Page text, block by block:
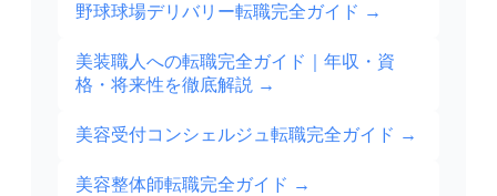
野球球場デリバリー転職完全ガイド →
美装職人への転職完全ガイド｜年収・資
格・将来性を徹底解説 →
美容受付コンシェルジュ転職完全ガイド →
美容整体師転職完全ガイド →